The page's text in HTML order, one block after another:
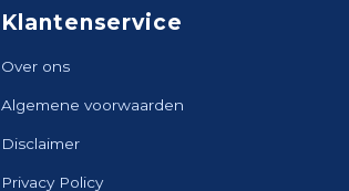
Klantenservice
Over ons
Algemene voorwaarden
Disclaimer
Privacy Policy